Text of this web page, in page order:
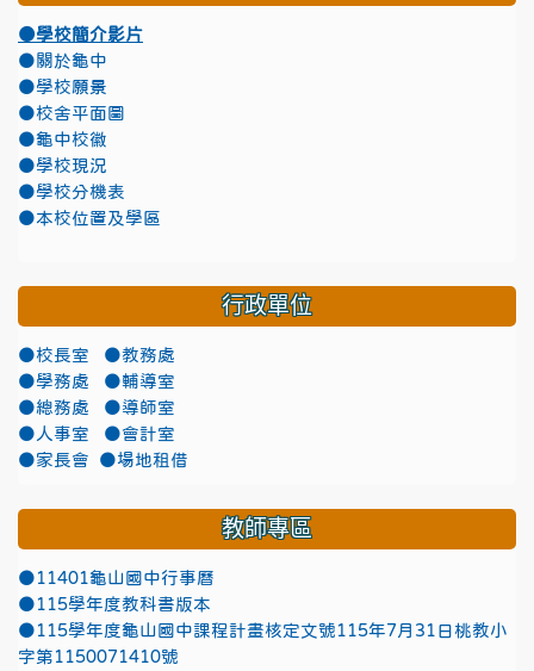
●學校簡介影片
●關於龜中
●學校願景
●校舍平面圖
●龜中校徽
●學校現況
●學校分機表
●本校位置及學區
行政單位
●校長室
●教務處
●學務處
●輔導室
●總務處
●導師室
●人事室
●會計室
●家長會
●場地租借
教師專區
●11401龜山國中行事曆
●115學年度教科書版本
●115學年度龜山國中課程計畫核定文號115年7月31日桃教小
字第1150071410號